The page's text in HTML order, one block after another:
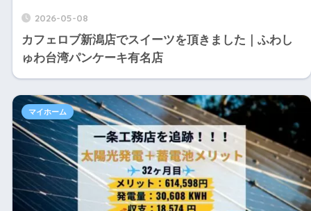
2026-05-08
カフェロブ新潟店でスイーツを頂きました｜ふわし
ゅわ台湾パンケーキ有名店
マイホーム